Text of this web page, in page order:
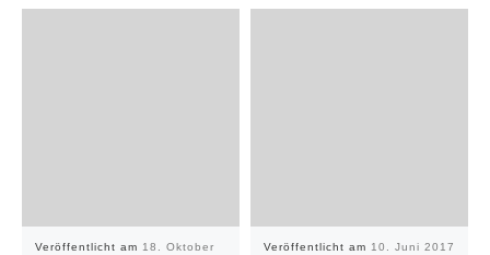
Veröffentlicht am 18. Oktober
Veröffentlicht am 10. Juni 2017